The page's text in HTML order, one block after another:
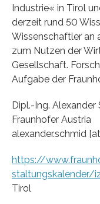
Industrie« in Tirol
derzeit rund 50
Wissenschaftler an
zum Nutzen der
Gesellschaft.
Aufgabe der
Dipl.-Ing. Alexander
Fraunhofer Austria
alexander.schmid
https://
staltungskalender/
Tirol